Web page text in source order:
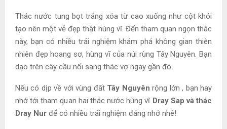
Thác nước tung bọt trắng xóa từ cao xuống như cột khói
tạo nên một vẻ đẹp thật hùng vĩ. Đến tham quan ngọn thác
này, bạn có nhiều trải nghiệm khám phá không gian thiên
nhiên đẹp hoang sơ, hùng vĩ của núi rùng Tây Nguyên. Bạn
dạo trên cây cầu nối sang thác vợ ngay gần đó.
Nếu có dịp về với vùng đất Tây Nguyênrộng lớn , bạn hay
nhớ tới tham quan hai thác nước hùng vĩ Dray Sap và thác
Dray Nur để có nhiều trải nghiệm đáng nhớ nhé!